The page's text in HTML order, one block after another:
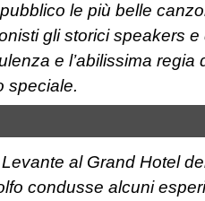
le più belle
gli storici speakers e
e l’abilissima regia
speciale.
al Grand Hotel
condusse alcuni